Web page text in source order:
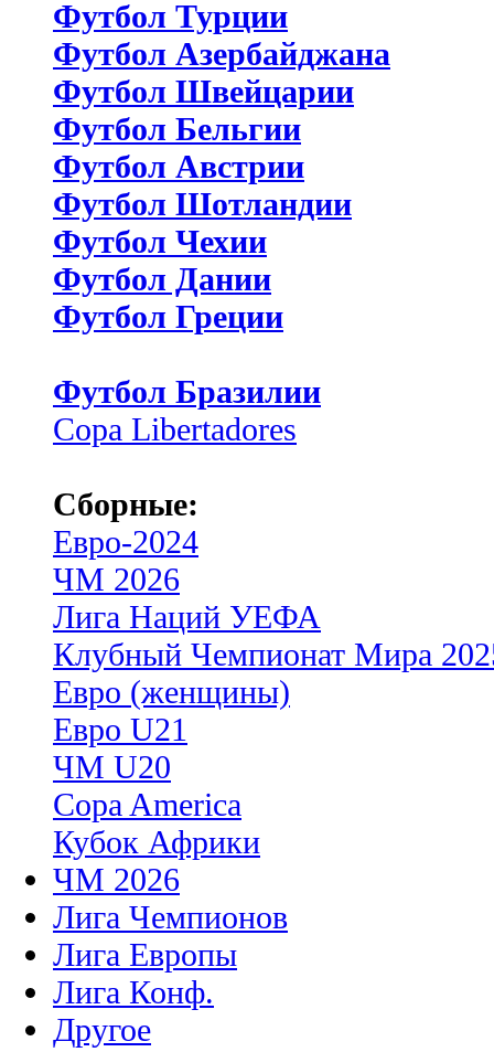
Футбол Турции
Футбол Азербайджана
Футбол Швейцарии
Футбол Бельгии
Футбол Австрии
Футбол Шотландии
Футбол Чехии
Футбол Дании
Футбол Греции
Футбол Бразилии
Copa Libertadores
Сборные:
Евро-2024
ЧМ 2026
Лига Наций УЕФА
Клубный Чемпионат Мира
Евро (женщины)
Евро U21
ЧМ U20
Copa America
Кубок Африки
ЧМ 2026
Лига Чемпионов
Лига Европы
Лига Конф.
Другое